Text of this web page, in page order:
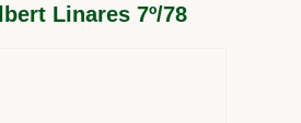
Linares 7º/78